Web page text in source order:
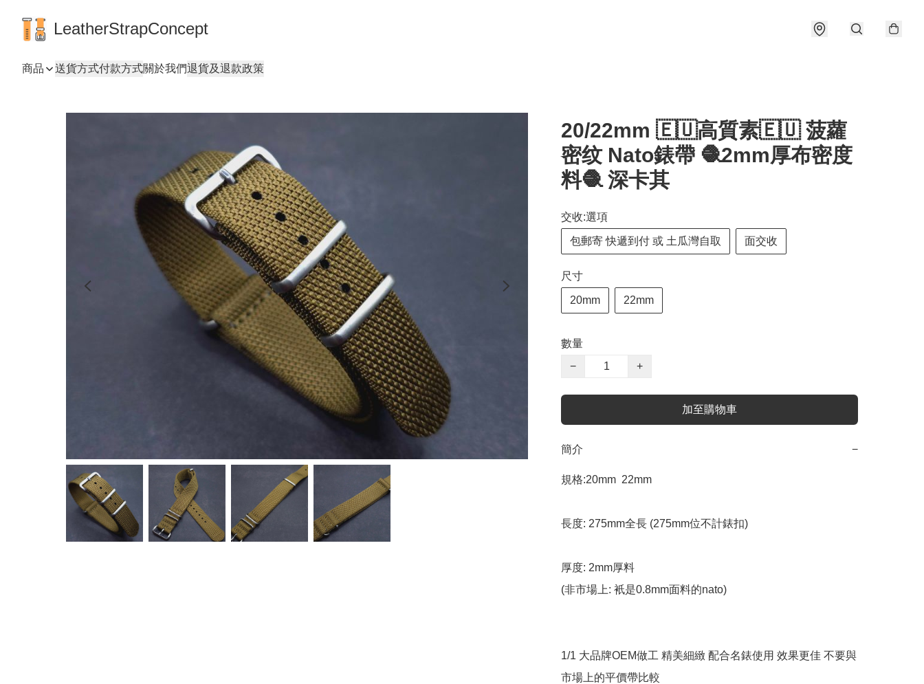
LeatherStrapConcept
商品 送貨方式付款方式關於我們退貨及退款政策
20/22mm 🇪🇺高質素🇪🇺 菠蘿
密纹 Nato錶帶 🧶2mm厚布密度
料🧶 深卡其
交收:選項
包郵寄 快遞到付 或 土瓜灣自取 面交收
尺寸
20mm 22mm
數量
−
+
加至購物車
簡介 −
規格:20mm  22mm
長度: 275mm全長 (275mm位不計錶扣)
厚度: 2mm厚料
(非市場上: 衹是0.8mm面料的nato)
1/1 大品牌OEM做工 精美細緻 配合名錶使用 效果更佳 不要與
市場上的平價帶比較